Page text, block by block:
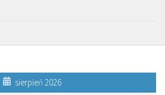
sierpień 2026